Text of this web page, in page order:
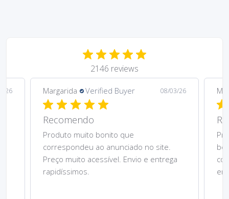
2146 reviews
26 Margarida Verified Buyer 08/03/26
Recomendo
Produto muito bonito que
correspondeu ao anunciado no site.
Preço muito acessível. Envio e entrega
rapidíssimos.